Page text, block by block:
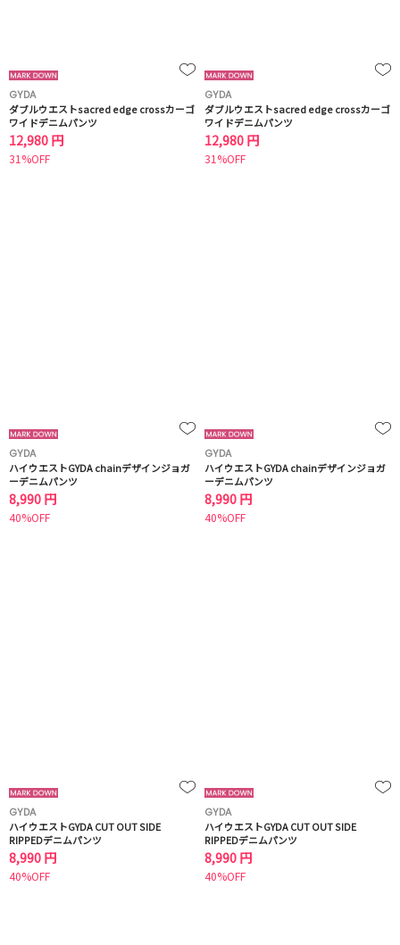
GYDA
ダブルウエストsacred edge crossカーゴ
ワイドデニムパンツ
12,980 円
31%OFF
GYDA
ダブルウエストsacred edge crossカーゴ
ワイドデニムパンツ
12,980 円
31%OFF
GYDA
ハイウエストGYDA chainデザインジョガ
ーデニムパンツ
8,990 円
40%OFF
GYDA
ハイウエストGYDA chainデザインジョガ
ーデニムパンツ
8,990 円
40%OFF
GYDA
ハイウエストGYDA CUT OUT SIDE
RIPPEDデニムパンツ
8,990 円
40%OFF
GYDA
ハイウエストGYDA CUT OUT SIDE
RIPPEDデニムパンツ
8,990 円
40%OFF